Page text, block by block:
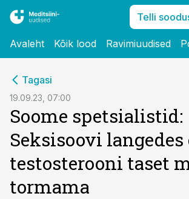
Telli
Avaleht Kõik lood Ravimiuudised
Tagasi
19.09.23, 07:00
Soome spetsialistid:
Seksisoovi langedes
testosterooni taset
tormama